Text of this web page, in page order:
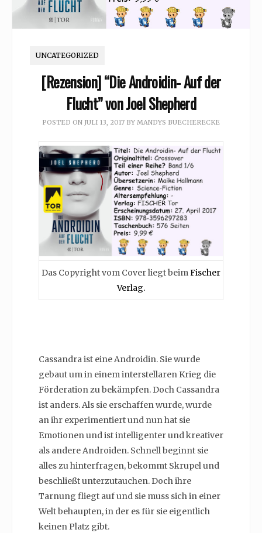
UNCATEGORIZED
[Rezension] “Die Androidin- Auf der
Flucht” von Joel Shepherd
POSTED ON JULI 13, 2017 BY MANDYS BUECHERECKE
Das Copyright vom Cover liegt beimFischer
Verlag.
Cassandra ist eine Androidin. Sie wurde
gebaut um in einem interstellaren Krieg die
Förderation zu bekämpfen. Doch Cassandra
ist anders. Als sie erschaffen wurde, wurde
an ihr experimentiert und nun hat sie
Emotionen und ist intelligenter und kreativer
als andere Androiden. Schnell beginnt sie
alles zu hinterfragen, bekommt Skrupel und
beschließt unterzutauchen. Doch ihre
Tarnung fliegt auf und sie muss sich in einer
Welt behaupten, in der es für sie eigentlich
keinen Platz gibt.